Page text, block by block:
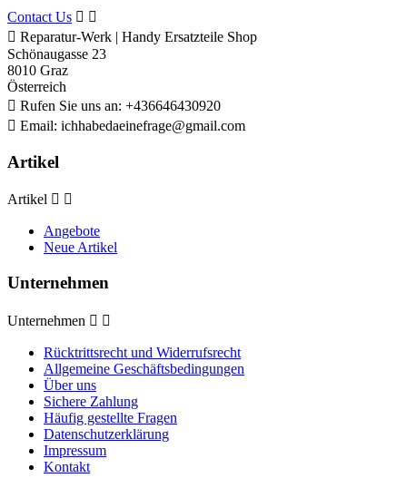
Contact Us  
 Reparatur-Werk | Handy Ersatzteile Shop
Schönaugasse 23
8010 Graz
Österreich
 Rufen Sie uns an: +436646430920
 Email: ichhabedaeinefrage@gmail.com
Artikel
Artikel  
Angebote
Neue Artikel
Unternehmen
Unternehmen  
Rücktrittsrecht und Widerrufsrecht
Allgemeine Geschäftsbedingungen
Über uns
Sichere Zahlung
Häufig gestellte Fragen
Datenschutzerklärung
Impressum
Kontakt